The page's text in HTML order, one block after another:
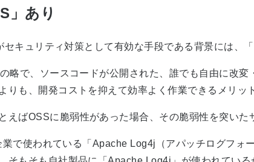
」あり
キュリティ対策として有効な手段である背景には、
で、ソースコードが公開された、誰でも自由に改
りも、開発コストを抑えて効率よく作業できるメリッ
えばOSSに脆弱性があった場合、その脆弱性を突いた
で使われている「Apache Log4j（アパッチログフォ